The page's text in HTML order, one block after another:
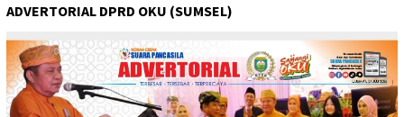
ADVERTORIAL DPRD OKU (SUMSEL)